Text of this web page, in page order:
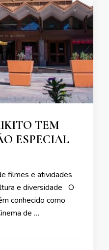
TEM
ESPECIAL
filmes e atividades
e diversidade O
conhecido como
de …